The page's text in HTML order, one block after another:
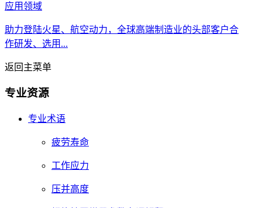
应用领域
助力登陆火星、航空动力，全球高端制造业的头部客户合
作研发、选用...
返回主菜单
专业资源
专业术语
疲劳寿命
工作应力
压并高度